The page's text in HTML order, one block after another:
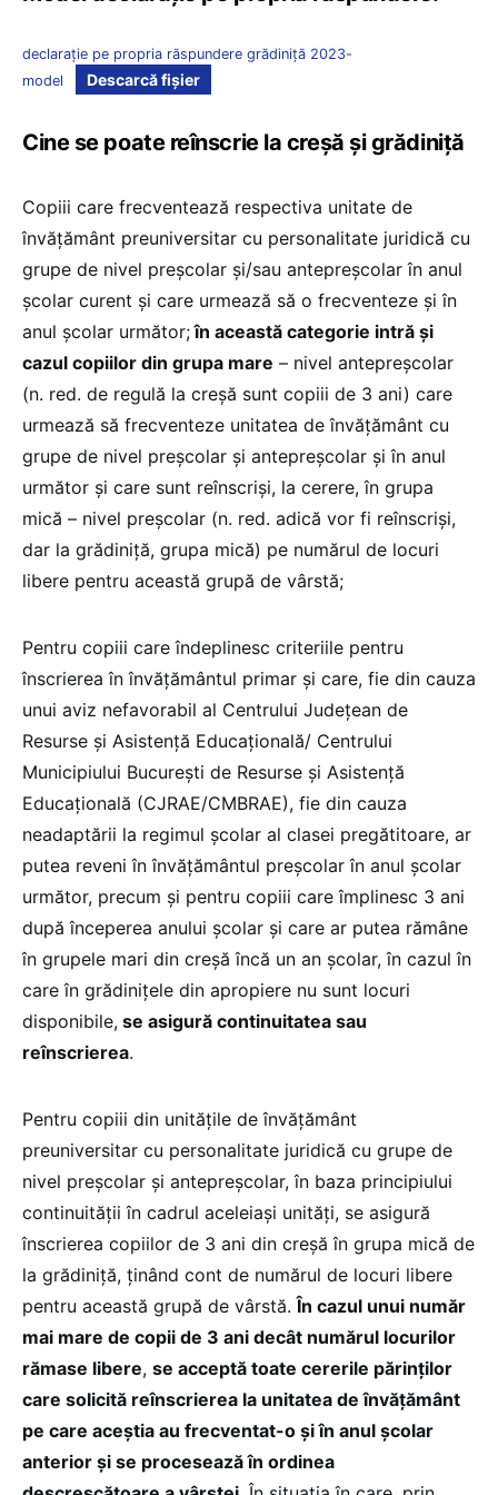
declarație pe propria răspundere grădiniță 2023-
model
Descarcă fișier
Cine se poate reînscrie la creșă și grădiniță
Copiii care frecventează respectiva unitate de
învățământ preuniversitar cu personalitate juridică cu
grupe de nivel preșcolar și/sau antepreșcolar în anul
școlar curent și care urmează să o frecventeze și în
anul școlar următor;în această categorie intră și
cazul copiilor din grupa mare – nivel antepreșcolar
(n. red. de regulă la creșă sunt copiii de 3 ani) care
urmează să frecventeze unitatea de învățământ cu
grupe de nivel preșcolar și antepreșcolar și în anul
următor și care sunt reînscriși, la cerere, în grupa
mică – nivel preșcolar (n. red. adică vor fi reînscriși,
dar la grădiniță, grupa mică) pe numărul de locuri
libere pentru această grupă de vârstă;
Pentru copiii care îndeplinesc criteriile pentru
înscrierea în învățământul primar și care, fie din cauza
unui aviz nefavorabil al Centrului Județean de
Resurse și Asistență Educațională/ Centrului
Municipiului București de Resurse și Asistență
Educațională (CJRAE/CMBRAE), fie din cauza
neadaptării la regimul școlar al clasei pregătitoare, ar
putea reveni în învățământul preșcolar în anul școlar
următor, precum și pentru copiii care împlinesc 3 ani
după începerea anului școlar și care ar putea rămâne
în grupele mari din creșă încă un an școlar, în cazul în
care în grădinițele din apropiere nu sunt locuri
disponibile, se asigură continuitatea sau
reînscrierea.
Pentru copiii din unitățile de învățământ
preuniversitar cu personalitate juridică cu grupe de
nivel preșcolar și antepreșcolar, în baza principiului
continuității în cadrul aceleiași unități, se asigură
înscrierea copiilor de 3 ani din creșă în grupa mică de
la grădiniță, ținând cont de numărul de locuri libere
pentru această grupă de vârstă.În cazul unui număr
mai mare de copii de 3 ani decât numărul locurilor
rămase libere, se acceptă toate cererile părinților
care solicită reînscrierea la unitatea de învățământ
pe care aceștia au frecventat-o și în anul școlar
anterior și se procesează în ordinea